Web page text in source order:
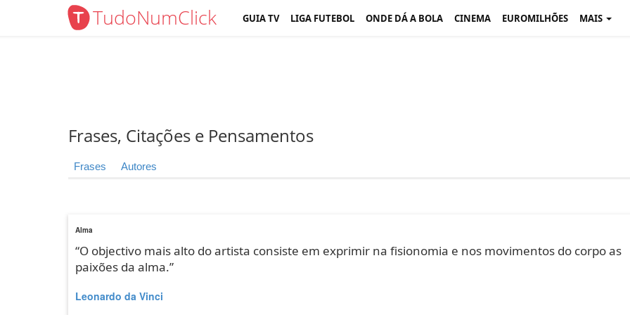
TudoNumClick GUIA TV LIGA FUTEBOL ONDE DÁ A BOLA CINEMA EUROMILHÕES MAIS
Frases, Citações e Pensamentos
Frases Autores
Alma
“O objectivo mais alto do artista consiste em exprimir na fisionomia e nos movimentos do corpo as
paixões da alma.”
Leonardo da Vinci